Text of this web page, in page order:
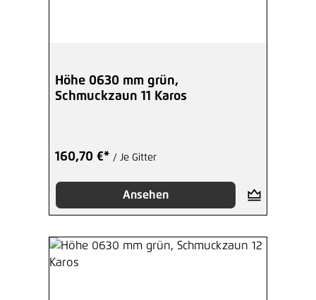
Höhe 0630 mm grün,
Schmuckzaun 11 Karos
160,70 €* / Je Gitter
Ansehen